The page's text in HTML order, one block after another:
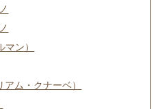
ン）
ム・クナーベ）